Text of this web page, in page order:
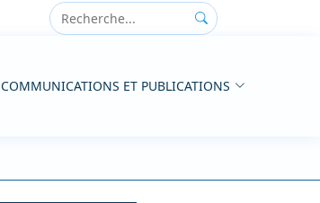
COMMUNICATIONS ET PUBLICATIONS